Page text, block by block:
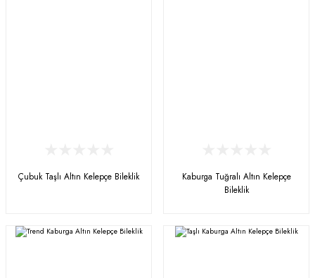
Çubuk Taşlı Altın Kelepçe Bileklik
Kaburga Tuğralı Altın Kelepçe
Bileklik